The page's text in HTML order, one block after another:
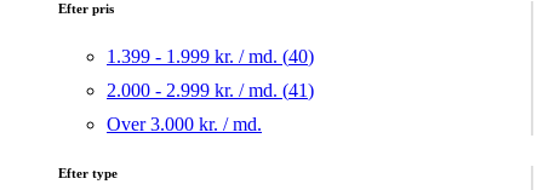
Efter pris
1.399 - 1.999 kr. / md. (40)
2.000 - 2.999 kr. / md. (41)
Over 3.000 kr. / md.
Efter type